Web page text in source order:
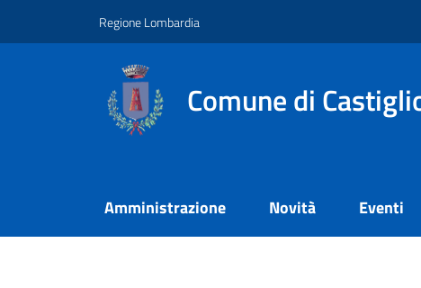
Regione Lombardia
Comune di
Amministrazione Novità Eventi